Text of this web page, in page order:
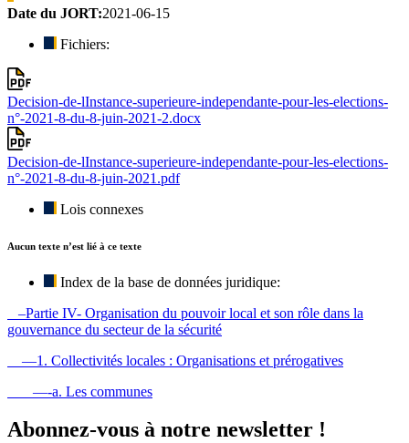
Date du JORT:2021-06-15
Fichiers:
Decision-de-lInstance-superieure-independante-pour-les-elections-
n°-2021-8-du-8-juin-2021-2.docx
Decision-de-lInstance-superieure-independante-pour-les-elections-
n°-2021-8-du-8-juin-2021.pdf
Lois connexes
Aucun texte n’est lié à ce texte
Index de la base de données juridique:
–Partie IV- Organisation du pouvoir local et son rôle dans la
gouvernance du secteur de la sécurité
—1. Collectivités locales : Organisations et prérogatives
—-a. Les communes
Abonnez-vous à notre newsletter !